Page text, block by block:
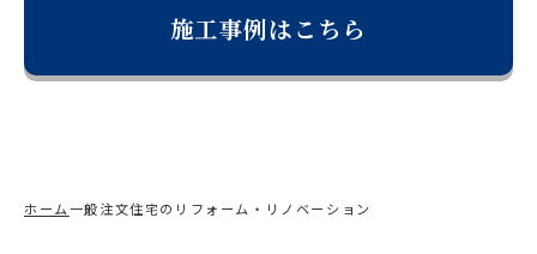
施工事例はこちら
ホーム一般注文住宅のリフォーム・リノベーション